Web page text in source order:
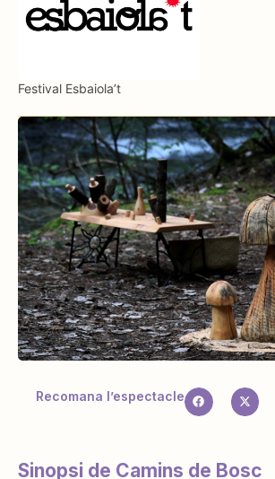
Festival Esbaiola’t
Recomana l’espectacle
Sinopsi de Camins de Bosc